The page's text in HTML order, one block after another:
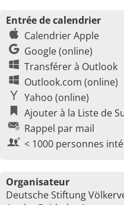
Entrée de calendrier
Calendrier Apple
Google (online)
Transférer à Outlook
Outlook.com (online)
Yahoo (online)
Ajouter à la Liste de
Rappel par mail
< 1000 personnes
Organisateur
Deutsche Stiftung